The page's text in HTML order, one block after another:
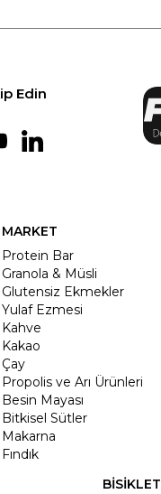
Edin
MARKET
Protein Bar
Granola & Müsli
Glutensiz Ekmekler
Yulaf Ezmesi
Kahve
Kakao
Çay
Propolis ve Arı Ürünleri
Besin Mayası
Bitkisel Sütler
Makarna
Fındık
BİSİKLET